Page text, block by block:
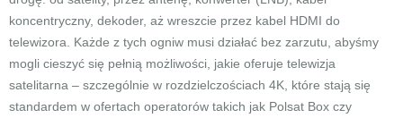
koncentryczny, dekoder, aż wreszcie przez kabel HDMI do
telewizora. Każde z tych ogniw musi działać bez zarzutu, abyśmy
mogli cieszyć się pełnią możliwości, jakie oferuje telewizja
satelitarna – szczególnie w rozdzielczościach 4K, które stają się
standardem w ofertach operatorów takich jak Polsat Box czy